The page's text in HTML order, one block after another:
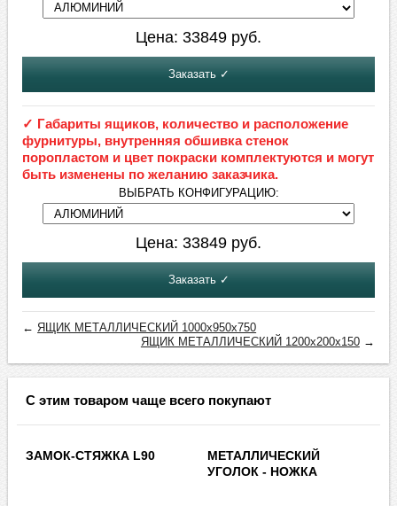
Цена: 33849 руб.
Заказать ✓
✓ Габариты ящиков, количество и расположение
фурнитуры, внутренняя обшивка стенок
поропластом и цвет покраски комплектуются и могут
быть изменены по желанию заказчика.
ВЫБРАТЬ КОНФИГУРАЦИЮ:
Цена: 33849 руб.
Заказать ✓
←ЯЩИК МЕТАЛЛИЧЕСКИЙ 1000х950х750
ЯЩИК МЕТАЛЛИЧЕСКИЙ 1200х200х150→
С этим товаром чаще всего покупают
ЗАМОК-СТЯЖКА L90
МЕТАЛЛИЧЕСКИЙ
УГОЛОК - НОЖКА